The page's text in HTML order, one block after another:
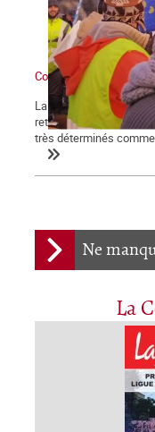
Ne
La
Contre Macron et sa
La démonstration de
retraites engagée le 5
très déterminés